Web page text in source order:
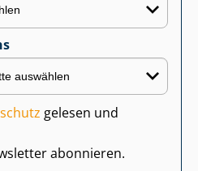
gelesen und
abonnieren.